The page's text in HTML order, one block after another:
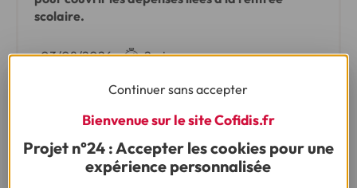
scolaire.
•03/08/2026 2min
Continuer sans accepter
Bienvenue sur le site Cofidis.fr
Projet n°24 : Accepter les cookies pour une
expérience personnalisée